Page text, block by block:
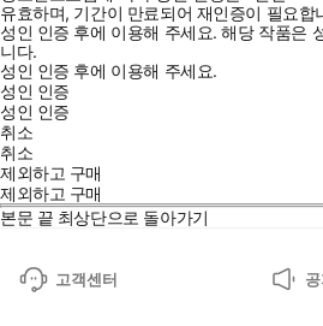
유효하며, 기간이 만료되어 재인증이 필요합
성인 인증 후에 이용해 주세요.해당 작품은
니다.
성인 인증 후에 이용해 주세요.
성인 인증
성인 인증
취소
취소
제외하고 구매
제외하고 구매
본문 끝 최상단으로 돌아가기
고객센터